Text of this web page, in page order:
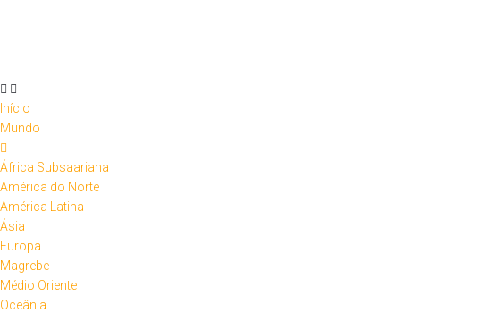
Início
Mundo
África Subsaariana
América do Norte
América Latina
Ásia
Europa
Magrebe
Médio Oriente
Oceânia